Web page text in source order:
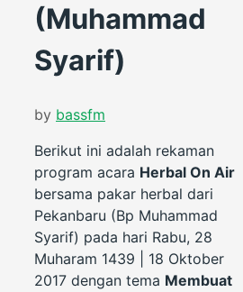
(Muhammad
Syarif)
by bassfm
Berikut ini adalah rekaman
program acara Herbal On Air
bersama pakar herbal dari
Pekanbaru (Bp Muhammad
Syarif) pada hari Rabu, 28
Muharam 1439 | 18 Oktober
2017 dengan tema Membuat